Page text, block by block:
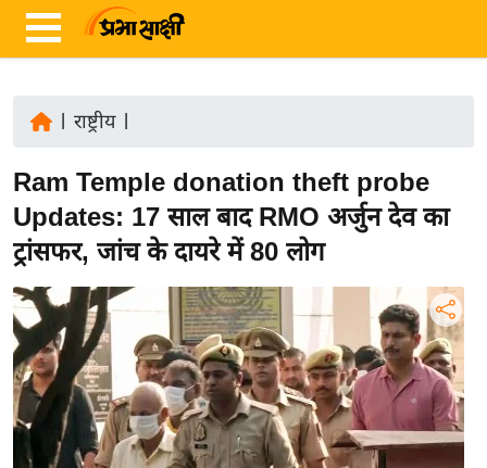
ज़ा
ख
र
रा
ष्ट्री
य
अं
त
र्रा
राष्ट्रीय|
Ram Temple donation theft probe
Updates: 17 साल बाद RMO अर्जुन देव का
ट्रांसफर, जांच के दायरे में 80 लोग